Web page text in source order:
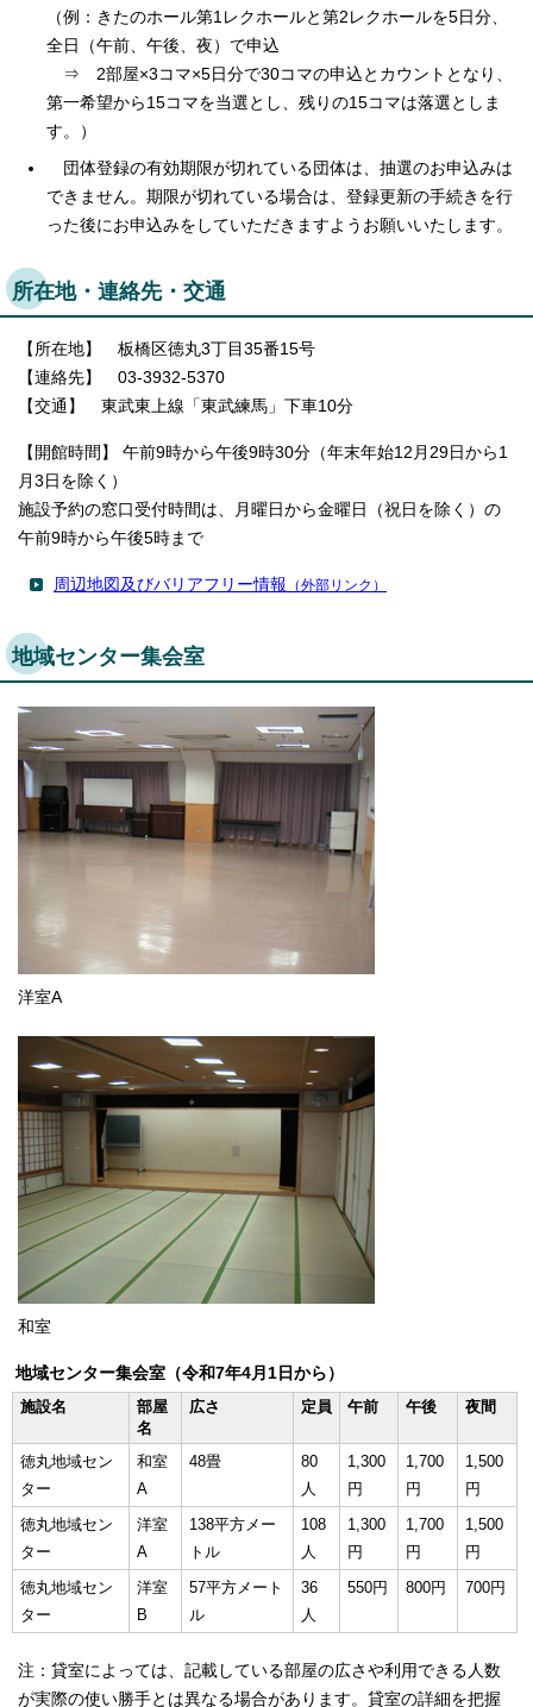
（例：きたのホール第1レクホールと第2レクホールを5日分、
全日（午前、午後、夜）で申込
⇒ 2部屋×3コマ×5日分で30コマの申込とカウントとなり、
第一希望から15コマを当選とし、残りの15コマは落選としま
す。）
団体登録の有効期限が切れている団体は、抽選のお申込みは
できません。期限が切れている場合は、登録更新の手続きを行
った後にお申込みをしていただきますようお願いいたします。
所在地・連絡先・交通
【所在地】 板橋区徳丸3丁目35番15号
【連絡先】 03-3932-5370
【交通】 東武東上線「東武練馬」下車10分
【開館時間】 午前9時から午後9時30分（年末年始12月29日から1
月3日を除く）
施設予約の窓口受付時間は、月曜日から金曜日（祝日を除く）の
午前9時から午後5時まで
周辺地図及びバリアフリー情報 （外部リンク）
地域センター集会室
洋室A
和室
地域センター集会室（令和7年4月1日から）
施設名
部屋
名
広さ 定員 午前 午後 夜間
徳丸地域セン
ター
和室
A
48畳
80
人
1,300
円
1,700
円
1,500
円
徳丸地域セン
ター
洋室
A
138平方メー
トル
108
人
1,300
円
1,700
円
1,500
円
徳丸地域セン
ター
洋室
B
57平方メート
ル
36
人
550円 800円 700円
注：貸室によっては、記載している部屋の広さや利用できる人数
が実際の使い勝手とは異なる場合があります。貸室の詳細を把握